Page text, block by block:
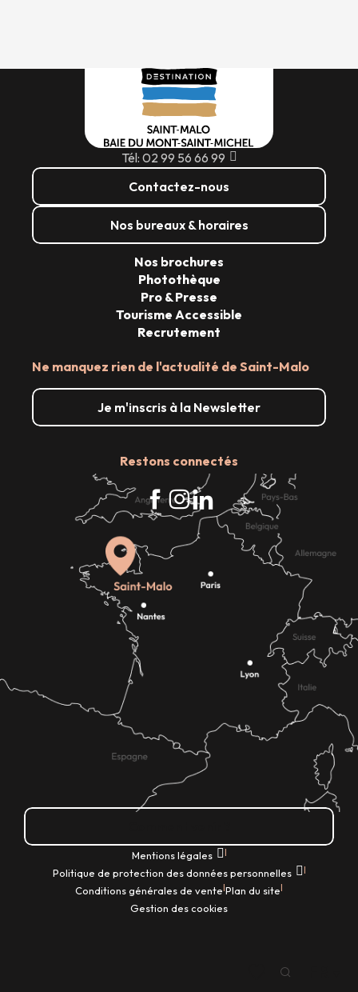
Tél: 02 99 56 66 99
Contactez-nous
Nos bureaux & horaires
Ne manquez rien de l'actualité de Saint-Malo
Je m'inscris à la Newsletter
Restons connectés
Nos brochures
Photothèque
Pro & Presse
Tourisme Accessible
Recrutement
Mentions légales |
Politique de protection des données personnelles |
Conditions générales de vente|Plan du site|
Gestion des cookies